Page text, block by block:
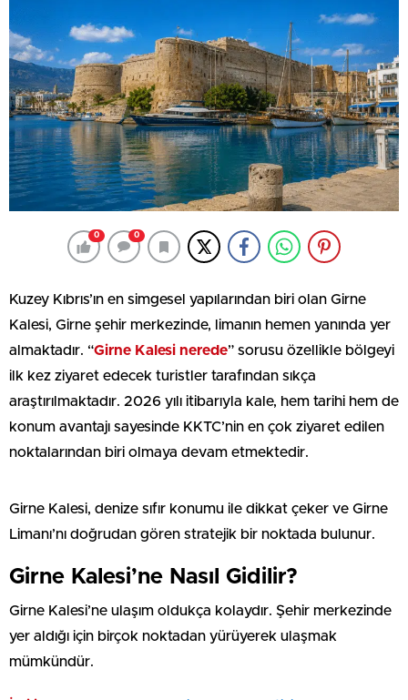
0 0
Kuzey Kıbrıs’ın en simgesel yapılarından biri olan Girne
Kalesi, Girne şehir merkezinde, limanın hemen yanında yer
almaktadır. “Girne Kalesi nerede” sorusu özellikle bölgeyi
ilk kez ziyaret edecek turistler tarafından sıkça
araştırılmaktadır. 2026 yılı itibarıyla kale, hem tarihi hem de
konum avantajı sayesinde KKTC’nin en çok ziyaret edilen
noktalarından biri olmaya devam etmektedir.
Girne Kalesi, denize sıfır konumu ile dikkat çeker ve Girne
Limanı’nı doğrudan gören stratejik bir noktada bulunur.
Girne Kalesi’ne Nasıl Gidilir?
Girne Kalesi’ne ulaşım oldukça kolaydır. Şehir merkezinde
yer aldığı için birçok noktadan yürüyerek ulaşmak
mümkündür.